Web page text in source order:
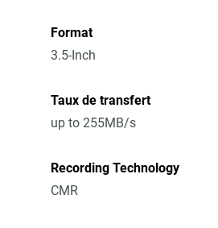
Format
3.5-Inch
Taux de transfert
up to 255MB/s
Recording Technology
CMR